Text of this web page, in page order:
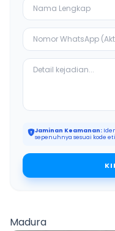
Jaminan Keamanan:
sepenuhnya sesuai kode
Madura